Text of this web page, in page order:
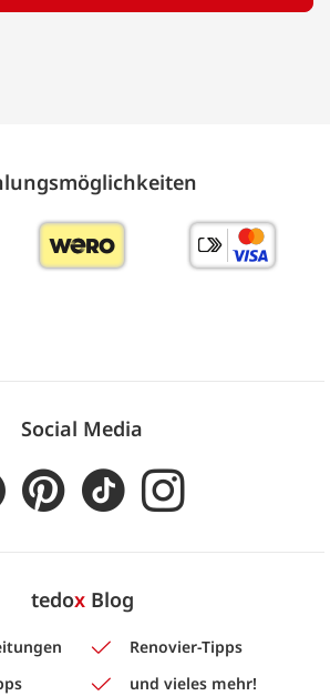
Social Media
tedoxBlog
Renovier-Tipps
und vieles mehr!